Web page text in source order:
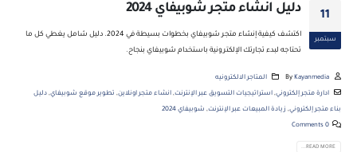
11
سبتمبر
دليل انشاء متجر شوبيفاي 2024
اكتشف كيفية إنشاء متجر شوبيفاي بخطوات بسيطة في 2024. دليل شامل يغطي كل ما
تحتاجه لبدء تجارتك الإلكترونية باستخدام شوبيفاي بنجاح.
By Kayanmedia المتاجر الالكترونيه
ادارة متجر إلكتروني, استراتيجيات التسويق عبر الإنترنت, انشاء متجر اونلاين, تطوير موقع شوبيفاي, دليل
بناء متجر إلكتروني, زيادة المبيعات عبر الإنترنت, شوبيفاي 2024
0 Comments
READ MORE...